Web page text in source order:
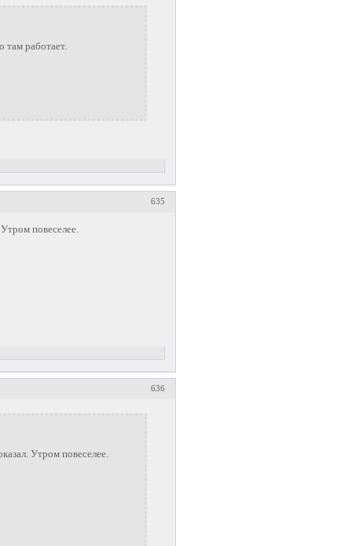
там работает.
635
повеселее.
636
Утром повеселее.